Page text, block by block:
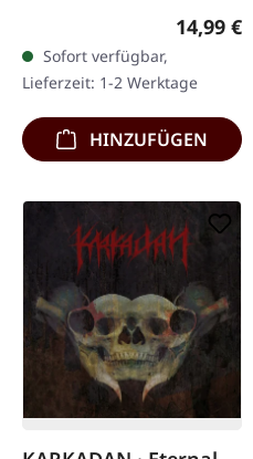
Rückseite. Front Logo,
Rückseite: Tourdaten.
100% Baumwolle
14,99 €
Sofort verfügbar,
Lieferzeit: 1-2 Werktage
HINZUFÜGEN